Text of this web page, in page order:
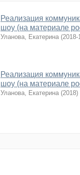
Реализация
шоу (на материале
Уланова, Екатерина (2018-
Реализация
шоу (на материале
Уланова, Екатерина (2018)